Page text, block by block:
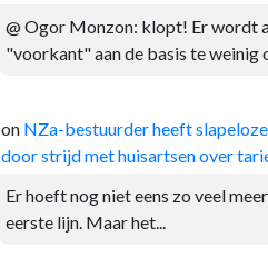
@ Ogor Monzon: klopt! Er wordt
"voorkant" aan de basis te weinig
on NZa-bestuurder heeft
door strijd met huisartsen over
Er hoeft nog niet eens zo veel
eerste lijn. Maar het...